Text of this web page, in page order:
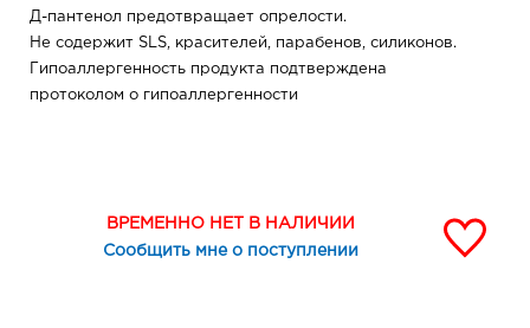
Д-пантенол предотвращает опрелости.
Не содержит SLS, красителей, парабенов, силиконов.
Гипоаллергенность продукта подтверждена
протоколом о гипоаллергенности
ВРЕМЕННО НЕТ В НАЛИЧИИ
Сообщить мне о поступлении